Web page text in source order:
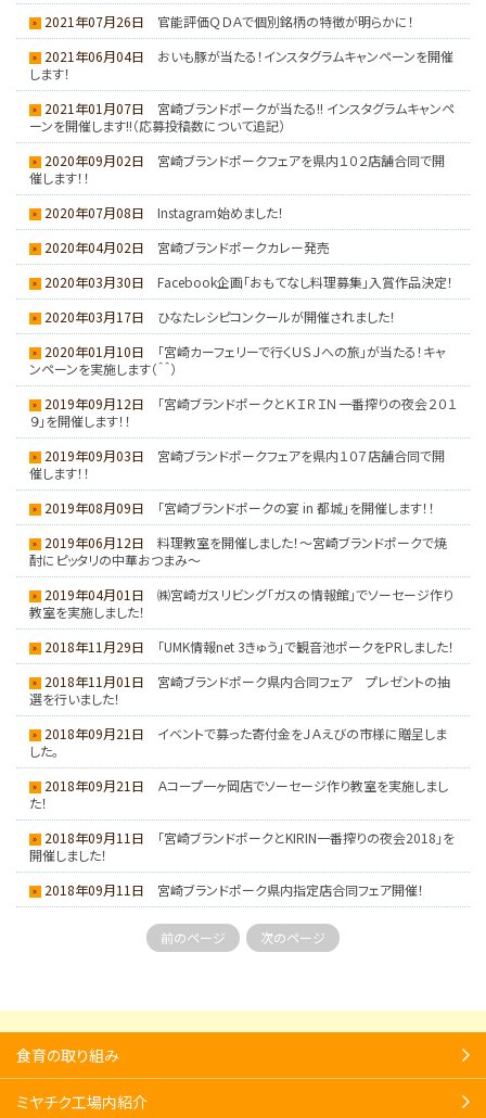
2021年07月26日
官能評価ＱＤＡで個別銘柄の特徴が明らかに！
2021年06月04日
おいも豚が当たる！インスタグラムキャンペーンを開催
します！
2021年01月07日
宮崎ブランドポークが当たる!! インスタグラムキャンペ
ーンを開催します!!（応募投稿数について追記）
2020年09月02日
宮崎ブランドポークフェアを県内１０２店舗合同で開
催します！！
2020年07月08日
Instagram始めました！
2020年04月02日
宮崎ブランドポークカレー発売
2020年03月30日
Facebook企画「おもてなし料理募集」入賞作品決定！
2020年03月17日
ひなたレシピコンクールが開催されました！
2020年01月10日
「宮崎カーフェリーで行くＵＳＪへの旅」が当たる！キャ
ンペーンを実施します（＾＾）
2019年09月12日
「宮崎ブランドポークとＫＩＲＩＮ一番搾りの夜会２０１
９」を開催します！！
2019年09月03日
宮崎ブランドポークフェアを県内１０７店舗合同で開
催します！！
2019年08月09日
「宮崎ブランドポークの宴 in 都城」を開催します！！
2019年06月12日
料理教室を開催しました！～宮崎ブランドポークで焼
酎にピッタリの中華おつまみ～
2019年04月01日
㈱宮崎ガスリビング「ガスの情報館」でソーセージ作り
教室を実施しました！
2018年11月29日
「UMK情報net 3きゅう」で観音池ポークをPRしました！
2018年11月01日
宮崎ブランドポーク県内合同フェア プレゼントの抽
選を行いました！
2018年09月21日
イベントで募った寄付金をＪＡえびの市様に贈呈しま
した。
2018年09月21日
Ａコープ一ヶ岡店でソーセージ作り教室を実施しまし
た！
2018年09月11日
「宮崎ブランドポークとKIRIN一番搾りの夜会2018」を
開催しました！
2018年09月11日
宮崎ブランドポーク県内指定店合同フェア開催！
前のページ 次のページ
食育の取り組み
ミヤチク工場内紹介